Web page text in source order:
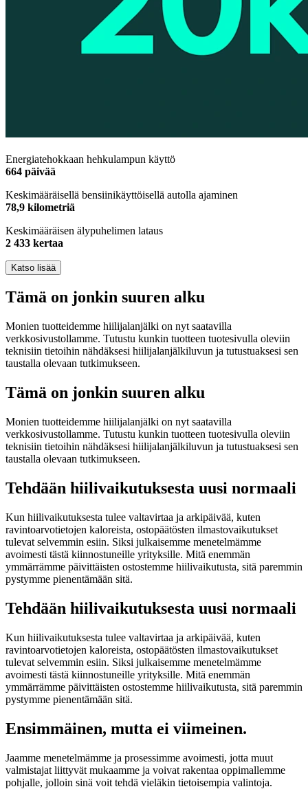
Energiatehokkaan hehkulampun käyttö
664 päivää
Keskimääräisellä bensiinikäyttöisellä autolla ajaminen
78,9 kilometriä
Keskimääräisen älypuhelimen lataus
2 433 kertaa
Katso lisää
Tämä on jonkin suuren alku
Monien tuotteidemme hiilijalanjälki on nyt saatavilla
verkkosivustollamme. Tutustu kunkin tuotteen tuotesivulla oleviin
teknisiin tietoihin nähdäksesi hiilijalanjälkiluvun ja tutustuaksesi sen
taustalla olevaan tutkimukseen.
Tämä on jonkin suuren alku
Monien tuotteidemme hiilijalanjälki on nyt saatavilla
verkkosivustollamme. Tutustu kunkin tuotteen tuotesivulla oleviin
teknisiin tietoihin nähdäksesi hiilijalanjälkiluvun ja tutustuaksesi sen
taustalla olevaan tutkimukseen.
Tehdään hiilivaikutuksesta uusi normaali
Kun hiilivaikutuksesta tulee valtavirtaa ja arkipäivää, kuten
ravintoarvotietojen kaloreista, ostopäätösten ilmastovaikutukset
tulevat selvemmin esiin. Siksi julkaisemme menetelmämme
avoimesti tästä kiinnostuneille yrityksille. Mitä enemmän
ymmärrämme päivittäisten ostostemme hiilivaikutusta, sitä paremmin
pystymme pienentämään sitä.
Tehdään hiilivaikutuksesta uusi normaali
Kun hiilivaikutuksesta tulee valtavirtaa ja arkipäivää, kuten
ravintoarvotietojen kaloreista, ostopäätösten ilmastovaikutukset
tulevat selvemmin esiin. Siksi julkaisemme menetelmämme
avoimesti tästä kiinnostuneille yrityksille. Mitä enemmän
ymmärrämme päivittäisten ostostemme hiilivaikutusta, sitä paremmin
pystymme pienentämään sitä.
Ensimmäinen, mutta ei viimeinen.
Jaamme menetelmämme ja prosessimme avoimesti, jotta muut
valmistajat liittyvät mukaamme ja voivat rakentaa oppimallemme
pohjalle, jolloin sinä voit tehdä vieläkin tietoisempia valintoja.